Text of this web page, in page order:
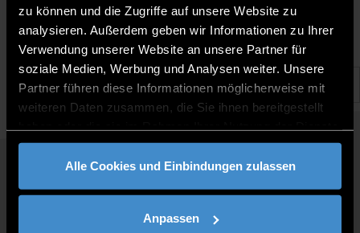
zu können und die Zugriffe auf unsere Website zu
analysieren. Außerdem geben wir Informationen zu Ihrer
Verwendung unserer Website an unsere Partner für
soziale Medien, Werbung und Analysen weiter. Unsere
Partner führen diese Informationen möglicherweise mit
weiteren Daten zusammen, die Sie ihnen bereitgestellt
gesammelt haben.
Alle Cookies und Einbindungen zulassen
Anpassen
QUICKLINKS